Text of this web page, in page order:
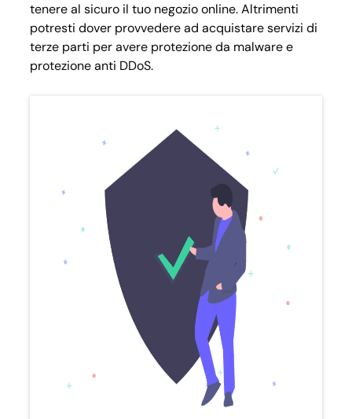
tenere al sicuro il tuo negozio online. Altrimenti
potresti dover provvedere ad acquistare servizi di
terze parti per avere protezione da malware e
protezione anti DDoS.